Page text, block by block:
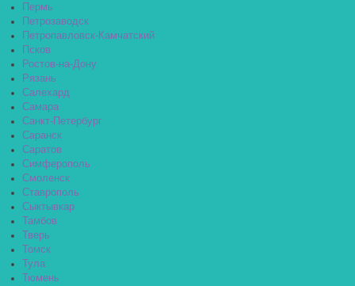
Пермь
Петрозаводск
Петропавловск-Камчатский
Псков
Ростов-на-Дону
Рязань
Салехард
Самара
Санкт-Петербург
Саранск
Саратов
Симферополь
Смоленск
Ставрополь
Сыктывкар
Тамбов
Тверь
Томск
Тула
Тюмень